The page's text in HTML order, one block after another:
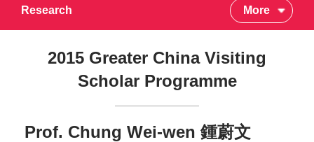
Research More
2015 Greater China Visiting
Scholar Programme
Prof. Chung Wei-wen 鍾蔚文